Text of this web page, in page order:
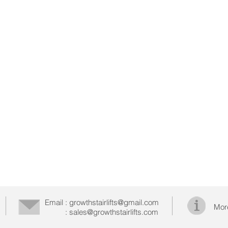
Email : growthstairlifts@gmail.com
: sales@growthstairlifts.com